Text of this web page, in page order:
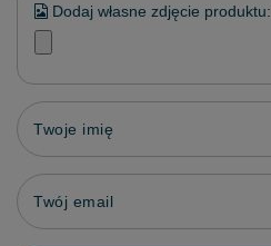
Dodaj własne zdjęcie produktu:
Twoje imię
Twój email